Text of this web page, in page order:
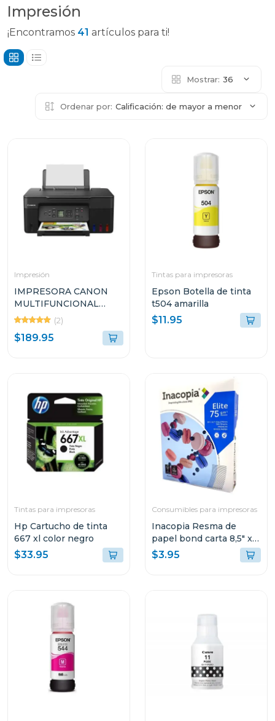
Impresión
¡Encontramos 41 artículos para ti!
Mostrar: 36
Ordenar por: Calificación: de mayor a menor
Impresión
IMPRESORA CANON
MULTIFUNCIONAL
INALÁMBRICA DE
TANQUES DE TINTA
INTEGRADOS G317
(2)
$189.95
Tintas para impresoras
Epson Botella de tinta
t504 amarilla
$11.95
Tintas para impresoras
Hp Cartucho de tinta
667 xl color negro
$33.95
Consumibles para impresoras
Inacopia Resma de
papel bond carta 8,5" x
11" elite 75 500 hojas 20
lb
$3.95